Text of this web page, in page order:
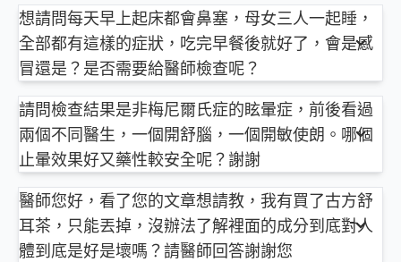
柳營奇美醫院耳鼻喉科 兼任主治醫師
https://goo.gl/F5Ajk5
屏東明正耳鼻喉科診所 主治醫師
柳營奇美醫院耳鼻喉科 兼任主治醫師
https://goo.gl/F5Ajk5
柳營奇美醫院耳鼻喉科 兼任主治醫師
余昊璋
醫師簡介 ►http://bit.ly/2vnDJBN
梅尼爾氏症的聽力一般是單側、開始時易有波動性的
聽力障礙，聽力時好時壞，因此，這時大多不特別建
議配戴，但若已經進行到固定性的感音性聽障(就是已
經聽障了)，則可配助聽器幫助。
您也可以逛逛助聽器店家，試戴看看(跟配眼鏡一
樣)，看看是否戴著對於生活品質會比較有幫助，希望
這樣有回答到您的疑問。
祝您平安！
以上純係觀念交流，一切以醫師實際看診為準。
啊！
任何潰瘍超過兩週，都不宜輕忽喔。
以上純係觀念交流，一切以醫師實際看診為準。
屏東明正耳鼻喉科診所 主治醫師
柳營奇美醫院耳鼻喉科 兼任主治醫師
余昊璋
醫師簡介 ►http://bit.ly/2vnDJBN
嘴破衛教文章 ►http://bit.ly/2Vwkh4U
成人的中耳積水，常見於較嚴重的上呼吸道感染之
後，加上自身的耳咽管功能不良，就容易發生，除了
藥物治療、中耳抽吸之外，要加強鼻竇疾病的預防及
鼻部的保養，另外也要特別注意有沒有鼻咽部的腫瘤
造成耳咽管堵塞，針對反覆發炎的病例，只會考慮置
放中耳通氣管，一般選擇安排在開刀房，局部麻醉之
下操作，原理跟抽吸一樣，就是放一個小管子在耳膜
上，讓中耳的水能夠排出來，管子大約會停留在耳膜
上半年然後自行脫落，用這個時間來換取中耳腔排水
功能的自我恢復。
雖然不算什麼大手術，但是還是得在醫院才能夠安
排，高雄各大醫院耳鼻喉科醫師都能勝任，「醫生
想請問每天早上起床都會鼻塞，母女三人一起睡，
全部都有這樣的症狀，吃完早餐後就好了，會是感
冒還是？是否需要給醫師檢查呢？
最常見的原因是鼻過敏或鼻肉肥大，在晨起時，由於
氣溫相對較低，因而發作。
因為您提及您與家人睡同一間房間，而且三人又通通
有症狀，因此，需特別注意環境中的過敏因素，台灣
最常見的過敏原是塵蟎，其他，像是太潮溼的環境、
冷氣空調濾網沒清洗、冷氣吹整夜空氣太乾燥、室內
請問檢查結果是非梅尼爾氏症的眩暈症，前後看過
兩個不同醫生，一個開舒腦，一個開敏使朗。哪個
止暈效果好又藥性較安全呢？謝謝
很難說哪一種比較好，對藥物每個人都有不同的反
應，有的人可能對A藥有效，但其他人可能對B藥才有
效，還是要看看您服用後的狀況，並與開藥給您的醫
醫師您好，看了您的文章想請教，我有買了古方舒
耳茶，只能丟掉，沒辦法了解裡面的成分到底對人
體到底是好是壞嗎？請醫師回答謝謝您